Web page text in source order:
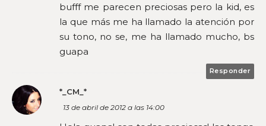
bufff me parecen preciosas pero la kid, es
la que más me ha llamado la atención por
su tono, no se, me ha llamado mucho, bs
guapa
Responder
*_CM_*
13 de abril de 2012 a las 14:00